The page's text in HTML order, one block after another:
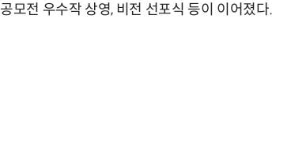
공모전 우수작 상영, 비전 선포식 등이 이어졌다.